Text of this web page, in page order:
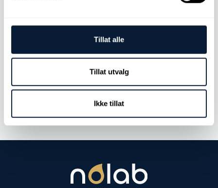
Tillat alle
Tillat utvalg
Ikke tillat
LNF (Amendes LaserNet)